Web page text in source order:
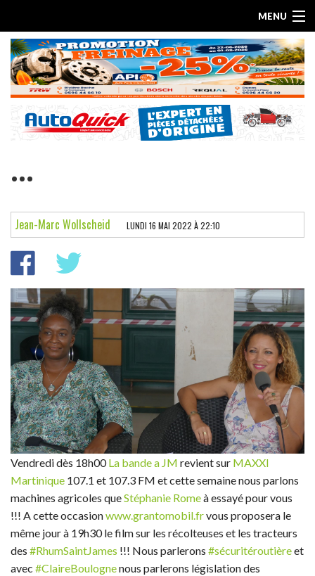
MENU
ESSAIS PAR MARQUE
LES ARTICLES
ESSAIS ELECTRIQUES
LES ESSAIS
PARECHOC
L'INSTANT AUTO
POINT DE VUE
FÉMINA
NEWS DOM
...
Jean-Marc Wollscheid LUNDI 16 MAI 2022 À 22:10
Vendredi dès 18h00La bande a JM revient sur MAXXI
Martinique 107.1 et 107.3 FM et cette semaine nous parlons
machines agricoles queStéphanie Romeà essayé pour vous
!!! A cette occasionwww.grantomobil.frvous proposera le
même jour à 19h30 le film sur les récolteuses et les tracteurs
des #RhumSaintJames !!! Nous parlerons #sécuritéroutièreet
avec #ClaireBoulognenous parlerons législation des